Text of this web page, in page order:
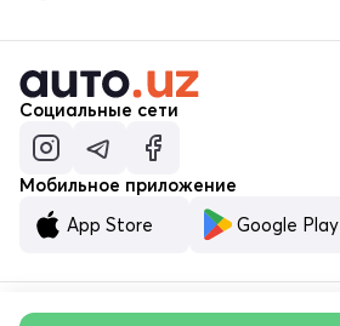
Социальные сети
Мобильное приложение
App Store
Google Play